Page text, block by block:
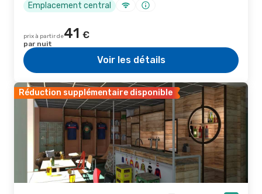
Emplacement central
prix à partir de41 €
par nuit
Voir les détails
Réduction supplémentaire disponible